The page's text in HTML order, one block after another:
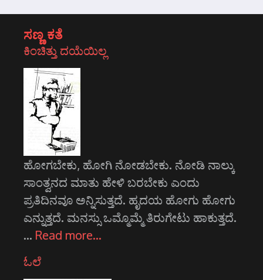
ಸಣ್ಣ ಕತೆ
ಕಿಂಚಿತ್ತು ದಯೆಯಿಲ್ಲ
ಹೋಗಬೇಕು, ಹೋಗಿ ನೋಡಬೇಕು. ನೋಡಿ ನಾಲ್ಕು
ಸಾಂತ್ವನದ ಮಾತು ಹೇಳಿ ಬರಬೇಕು ಎಂದು
ಪ್ರತಿದಿನವೂ ಅನ್ನಿಸುತ್ತದೆ. ಹೃದಯ ಹೋಗು ಹೋಗು
ಎನ್ನುತ್ತದೆ. ಮನಸ್ಸು ಒಮ್ಮೊಮ್ಮೆ ತಿರುಗೇಟು ಹಾಕುತ್ತದೆ.
… Read more…
ಓಲೆ